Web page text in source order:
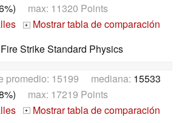
max: 11320 Points
+ Mostrar tabla de comparación
Strike Standard Physics
15199 mediana: 15533
max: 17219 Points
+ Mostrar tabla de comparación